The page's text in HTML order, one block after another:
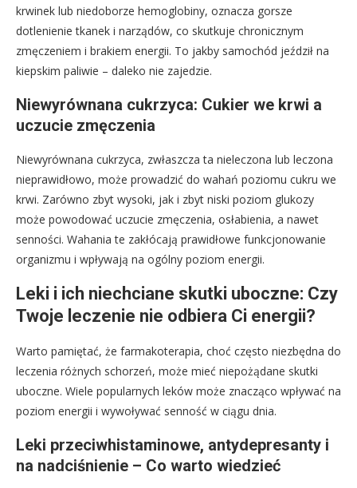
krwinek lub niedoborze hemoglobiny, oznacza gorsze
dotlenienie tkanek i narządów, co skutkuje chronicznym
zmęczeniem i brakiem energii. To jakby samochód jeździł na
kiepskim paliwie – daleko nie zajedzie.
Niewyrównana cukrzyca: Cukier we krwi a
uczucie zmęczenia
Niewyrównana cukrzyca, zwłaszcza ta nieleczona lub leczona
nieprawidłowo, może prowadzić do wahań poziomu cukru we
krwi. Zarówno zbyt wysoki, jak i zbyt niski poziom glukozy
może powodować uczucie zmęczenia, osłabienia, a nawet
senności. Wahania te zakłócają prawidłowe funkcjonowanie
organizmu i wpływają na ogólny poziom energii.
Leki i ich niechciane skutki uboczne: Czy
Twoje leczenie nie odbiera Ci energii?
Warto pamiętać, że farmakoterapia, choć często niezbędna do
leczenia różnych schorzeń, może mieć niepożądane skutki
uboczne. Wiele popularnych leków może znacząco wpływać na
poziom energii i wywoływać senność w ciągu dnia.
Leki przeciwhistaminowe, antydepresanty i
na nadciśnienie – Co warto wiedzieć